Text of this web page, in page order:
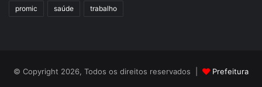
promic saúde trabalho
© Copyright 2026, Todos os direitos reservados |
Prefeitura